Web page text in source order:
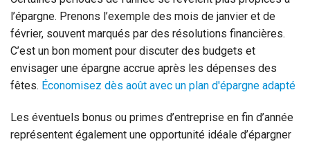
l’épargne. Prenons l’exemple des mois de janvier et de
février, souvent marqués par des résolutions financières.
C’est un bon moment pour discuter des budgets et
envisager une épargne accrue après les dépenses des
fêtes. Économisez dès août avec un plan d'épargne adapté
Les éventuels bonus ou primes d’entreprise en fin d’année
représentent également une opportunité idéale d’épargner